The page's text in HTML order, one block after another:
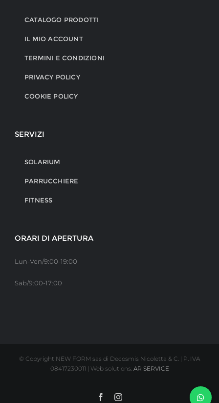
CATALOGO PRODOTTI
IL MIO ACCOUNT
TERMINI E CONDIZIONI
PRIVACY POLICY
COOKIE POLICY
SERVIZI
SOLARIUM
PARRUCCHIERE
FITNESS
ORARI DI APERTURA
Lun-Ven/9:00-19:00
Sab/9:00-17:00
© Copyright NEW FORM sas di Decosmis Nicoletta & C. | P. IVA
08417230011 | Web solutions: AR SERVICE
FacebookInstagram